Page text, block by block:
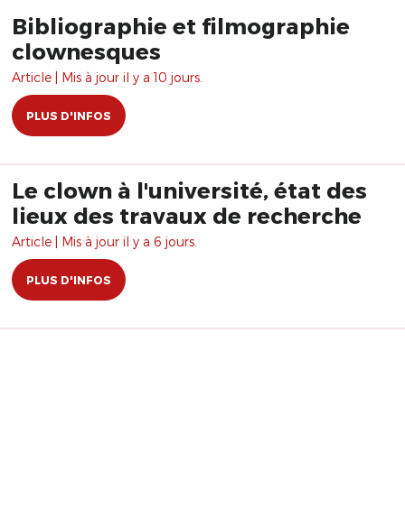
Bibliographie et filmographie
clownesques
Article | Mis à jour il y a 10 jours.
PLUS D'INFOS
Le clown à l'université, état des
lieux des travaux de recherche
Article | Mis à jour il y a 6 jours.
PLUS D'INFOS